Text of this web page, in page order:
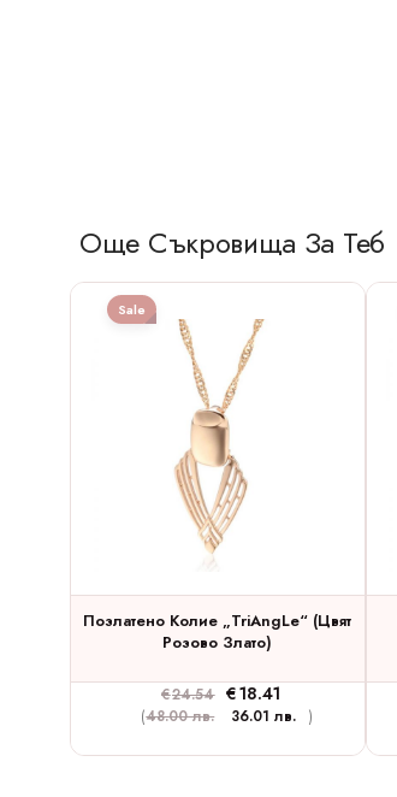
Още Съкровища За Теб
Sale
Позлатено Колие „TriAngLe“ (цвят
Розово Злато)
€24.54 €18.41
(48.00 лв. 36.01 лв. )